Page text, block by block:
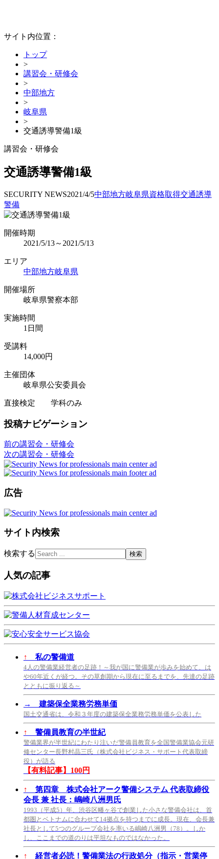
サイト内位置：
トップ
>
講習会・研修会
>
中部地方
>
岐阜県
>
交通誘導警備1級
講習会・研修会
交通誘導警備1級
SECURITY NEWS2021/4/5中部地方岐阜県資格取得交通誘導
警備
開催時期
2021/5/13～2021/5/13
エリア
中部地方岐阜県
開催場所
岐阜県警察本部
実施時間
1日間
受講料
14,000円
主催団体
岐阜県公安委員会
直接検定 学科のみ
投稿ナビゲーション
前の講習会・研修会
次の講習会・研修会
広告
サイト内検索
検索する
人気の記事
↑ 私の警備道
4人の警備業経営者の足跡！～我が国に警備業が歩みを始めて、は
や60年近くが経つ。その草創期から現在に至るまでを、先達の足跡
とともに振り返る～
→ 建築保全業務労務単価
国土交通省は、令和３年度の建築保全業務労務単価を公表した
↑ 警備員教育の半世紀
警備業界が半世紀にわたり注いだ警備員教育を全国警備業協会元研
修センター長野村晶三氏（株式会社ビジネス・サポート代表取締
役）が語る
【有料記事】100円
↑
第四章 株式会社アーク警備システム 代表取締役
会長 兼 社長：嶋崎八洲男氏
1993（平成5）年、渋谷区幡ヶ谷で創業した小さな警備会社は、首
都圏とベトナムに合わせて14拠点を持つまでに成長。現在、会長兼
社長として5つのグループ会社を率いる嶋崎八洲男（78）。しか
し、ここまでの道のりは平坦なものではなかった。
↑ 経営者必読！警備業法の行政処分（指示・営業停